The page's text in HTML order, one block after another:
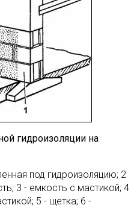
гидроизоляции на
под гидроизоляцию; 2
3 - емкость с мастикой; 4
5 - щетка; 6 -